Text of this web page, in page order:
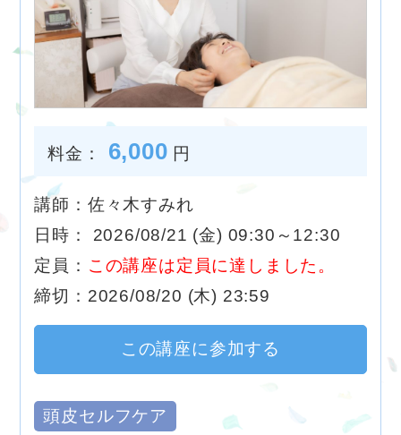
料金： 6,000 円
講師：佐々木すみれ
日時： 2026/08/21 (金) 09:30～12:30
定員： この講座は定員に達しました。
締切：2026/08/20 (木) 23:59
この講座に参加する
頭皮セルフケア